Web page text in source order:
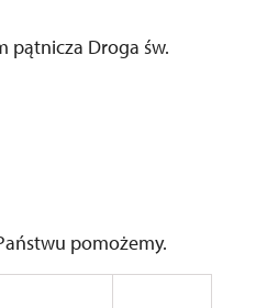
pątnicza Droga św.
pomożemy.